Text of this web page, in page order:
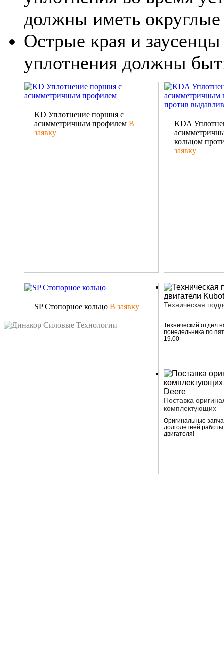
должны иметь
Острые края и
уплотнения должны
KD Уплотнение поршня с
асимметричным профилем В
заявку
KDA
кольцом
заявку
SP Стопорное кольцо В заявку Техническая
Технический отдел
понедельника по
19.00
Поставка
комплектующих
Оригинальные
долголетней
двигателя!